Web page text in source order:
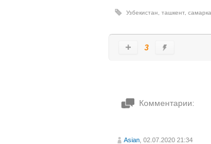
Узбекистан ташкент,
3
Комментарии:
Asian , 02.07.2020 21:34